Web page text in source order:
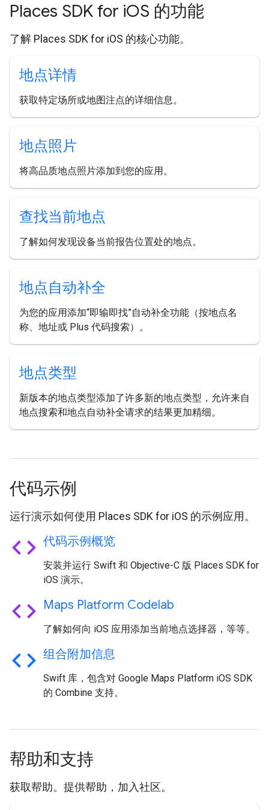
Places SDK for iOS 的功能
了解 Places SDK for iOS 的核心功能。
地点详情
获取特定场所或地图注点的详细信息。
地点照片
将高品质地点照片添加到您的应用。
查找当前地点
了解如何发现设备当前报告位置处的地点。
地点自动补全
为您的应用添加“即输即找”自动补全功能（按地点名
称、地址或 Plus 代码搜索）。
地点类型
新版本的地点类型添加了许多新的地点类型，允许来自
地点搜索和地点自动补全请求的结果更加精细。
代码示例
运行演示如何使用 Places SDK for iOS 的示例应用。
code 代码示例概览
安装并运行 Swift 和 Objective-C 版 Places SDK for
iOS 演示。
code Maps Platform Codelab
了解如何向 iOS 应用添加当前地点选择器，等等。
code 组合附加信息
Swift 库，包含对 Google Maps Platform iOS SDK
的 Combine 支持。
帮助和支持
获取帮助。提供帮助，加入社区。